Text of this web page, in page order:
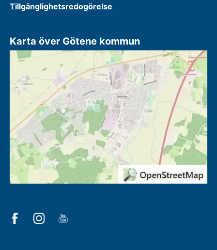
Tillgänglighetsredogörelse
Karta över Götene kommun